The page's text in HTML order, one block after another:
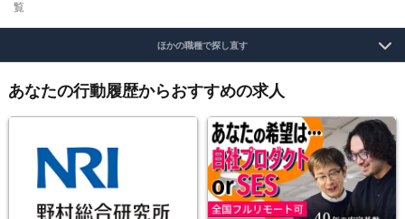
覧
ほかの職種で探し直す
あなたの行動履歴からおすすめの求人